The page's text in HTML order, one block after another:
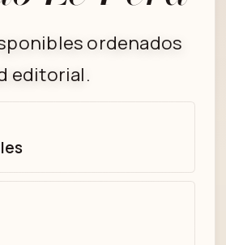
ordenados
editorial.